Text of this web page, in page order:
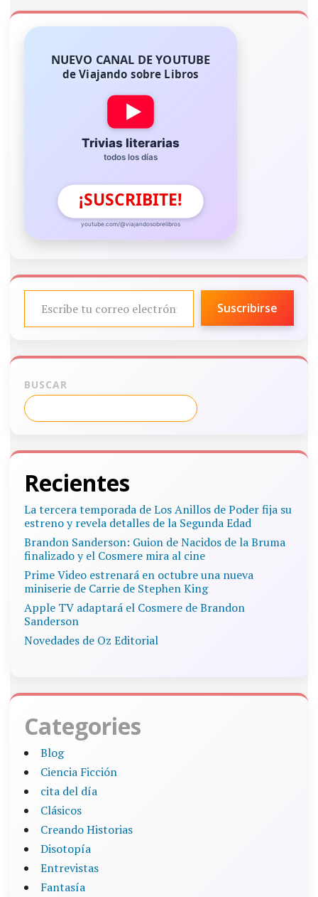
NUEVO CANAL DE YOUTUBE
de Viajando sobre Libros
Trivias literarias
todos los días
¡SUSCRIBITE!
youtube.com/@viajandosobrelibros
ESCRIBE TU CORREO ELECTRÓNICO…
Suscribirse
BUSCAR
Recientes
La tercera temporada de Los Anillos de Poder fija su
estreno y revela detalles de la Segunda Edad
Brandon Sanderson: Guion de Nacidos de la Bruma
finalizado y el Cosmere mira al cine
Prime Video estrenará en octubre una nueva
miniserie de Carrie de Stephen King
Apple TV adaptará el Cosmere de Brandon
Sanderson
Novedades de Oz Editorial
Categories
Blog
Ciencia Ficción
cita del día
Clásicos
Creando Historias
Disotopía
Entrevistas
Fantasía